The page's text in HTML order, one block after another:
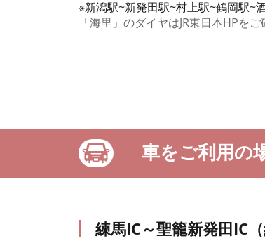
※新潟駅~新発田駅~村上駅~鶴岡駅~
「海里」のダイヤはJR東日本HPを
車をご利用の
練馬IC～聖籠新発田IC